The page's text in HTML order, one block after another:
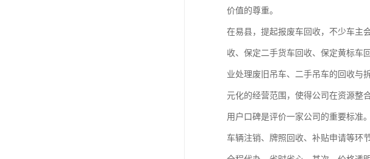
价值的尊重。
在易县，提起报废车回收，不少车主
收、保定二手货车回收、保定黄标车
业处理废旧吊车、二手吊车的回收与
元化的经营范围，使得公司在资源整
用户口碑是评价一家公司的重要标准
车辆注销、牌照回收、补贴申请等环